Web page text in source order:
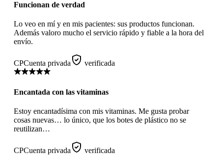
Funcionan de verdad
Lo veo en mí y en mis pacientes: sus productos funcionan.
Además valoro mucho el servicio rápido y fiable a la hora del
envío.
CPCuenta privada verificada
Encantada con las vitaminas
Estoy encantadísima con mis vitaminas. Me gusta probar
cosas nuevas… lo único, que los botes de plástico no se
reutilizan…
CPCuenta privada verificada